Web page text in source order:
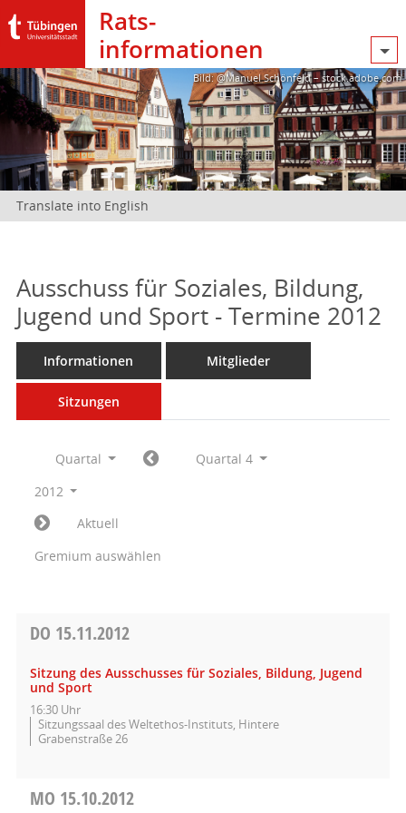
Rats­
informationen
Bild: @Manuel Schönfeld – stock.adobe.com
Translate into English
Ausschuss für Soziales, Bildung,
Jugend und Sport - Termine 2012
Informationen Mitglieder
Sitzungen
Quartal
Quartal 4
2012
Aktuell
Gremium auswählen
DO 15.11.2012
Sitzung des Ausschusses für Soziales, Bildung, Jugend
und Sport
16:30 Uhr
Sitzungssaal des Weltethos-Instituts, Hintere
Grabenstraße 26
MO 15.10.2012